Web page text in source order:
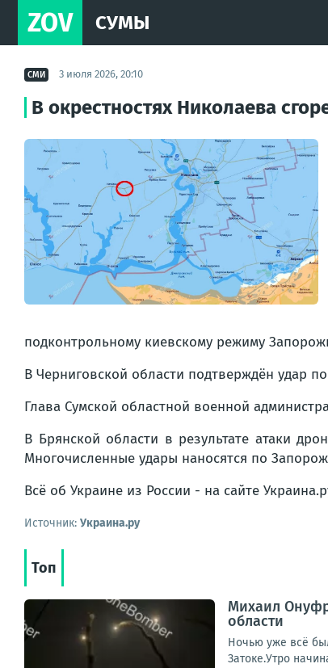
ZOV СУМЫ
СМИ 3 июля 2026, 20:10
В окрестностях Николаева
подконтрольному киевскому режиму
В Черниговской области подтверждён удар
Глава Сумской областной военной
В Брянской области в результате атаки
Многочисленные удары наносятся по
Всё об Украине из России - на сайте
Источник: Украина.ру
Топ
Михаил
области
Ночью уже всё
Затоке.Утро